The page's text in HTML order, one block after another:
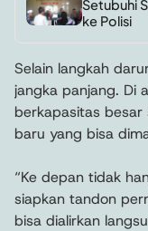
Setubuhi
ke Polisi
Selain langkah
jangka panjang. Di
berkapasitas
baru yang bisa
“Ke depan tidak
siapkan tandon
bisa dialirkan